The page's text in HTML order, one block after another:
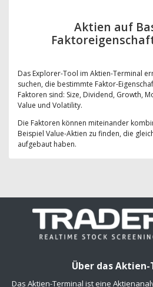
Aktien auf
Das Explorer-Tool im Aktien-Terminal
suchen, die bestimmte Faktor-
Faktoren sind: Size, Dividend, Growth,
Value und Volatility.
Die Faktoren können miteinander
Beispiel Value-Aktien zu finden, die
aufgebaut haben.
Über das
Das Aktien-Terminal ist eine